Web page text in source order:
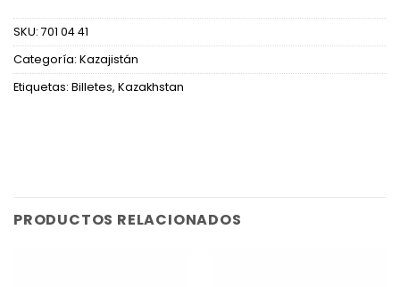
SKU: 701 04 41
Categoría: Kazajistán
Etiquetas: Billetes, Kazakhstan
PRODUCTOS RELACIONADOS